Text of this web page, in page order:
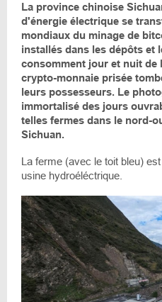
La province chinoise
d'énergie électrique se
mondiaux du minage de
installés dans les dépôts et
consomment jour et nuit
crypto-monnaie prisée
leurs possesseurs. Le
immortalisé des jours
telles fermes dans le nord-
Sichuan.
La ferme (avec le toit bleu)
usine hydroéléctrique.